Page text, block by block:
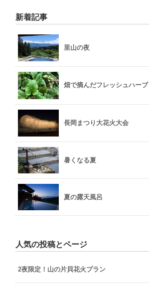
新着記事
里山の夜
畑で摘んだフレッシュハーブ
長岡まつり大花火大会
暑くなる夏
夏の露天風呂
人気の投稿とページ
2夜限定！山の片貝花火プラン